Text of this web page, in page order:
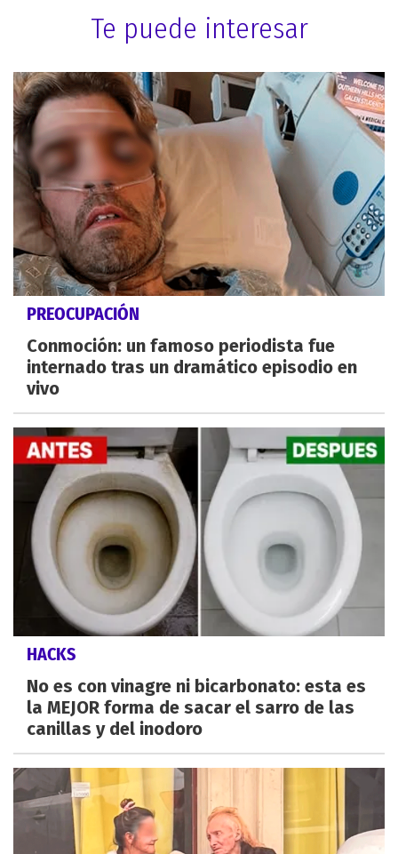
Te puede interesar
PREOCUPACIÓN
Conmoción: un famoso periodista fue
internado tras un dramático episodio en
vivo
HACKS
No es con vinagre ni bicarbonato: esta es
la MEJOR forma de sacar el sarro de las
canillas y del inodoro